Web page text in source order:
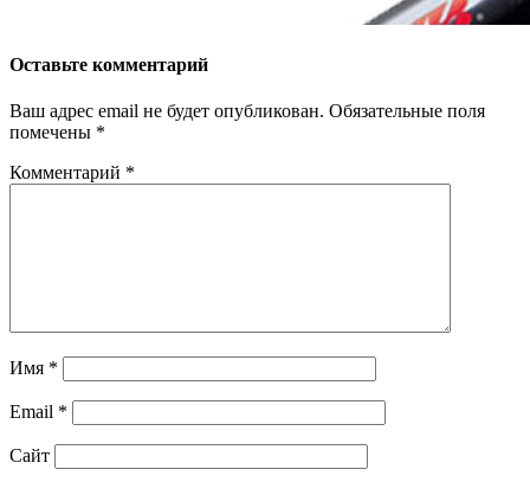
Оставьте комментарий
Ваш адрес email не будет опубликован. Обязательные поля
помечены *
Комментарий *
Имя *
Email *
Сайт